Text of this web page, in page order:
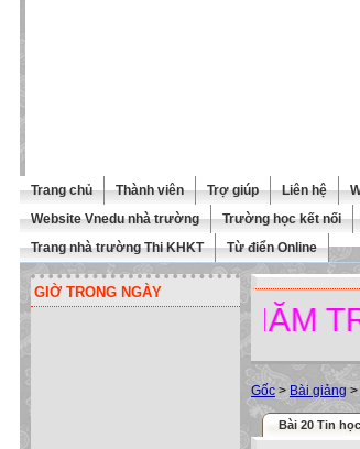
Trang chủ Thành viên Trợ giúp Liên hệ
Website Vnedu nhà trường
Trường học kết nối
Trang nhà trường Thi KHKT
Từ điển Online
GIỜ TRONG NGÀY
GHÉ THĂM TRANG
Gốc > Bài giảng >
Bài 20 Tin